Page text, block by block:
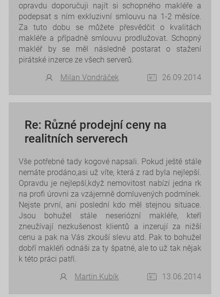
opravdu doporučuji najít si schopného makléře a
podepsat s ním exkluzivní smlouvu na 1-2 měsíce.
Za tuto dobu se můžete přesvědčit o kvalitách
makléře a případně smlouvu prodlužovat. Schopný
makléř by se měl následně postarat o stažení
pirátské inzerce ze všech serverů.
Milan Vondráček
26.09.2014
Re: Různé prodejní ceny na
realitních serverech
Vše potřebné tady kogové napsali. Pokud ještě stále
nemáte prodáno,asi už víte, která z rad byla nejlepší.
Opravdu je nejlepší,když nemovitost nabízí jedna rk
na profi úrovni za vzájemně domluvených podmínek.
Nejste první, ani poslední kdo měl stejnou situace.
Jsou bohužel stále neseriózní makléře, kteří
zneužívají nezkušenost klientů a inzerují za nižší
cenu a pak na Vás zkouší slevu atd. Pak to bohužel
dobří makléři odnáši za ty špatné, ale to už tak nějak
k této práci patří.
Martin Kubík
13.06.2014